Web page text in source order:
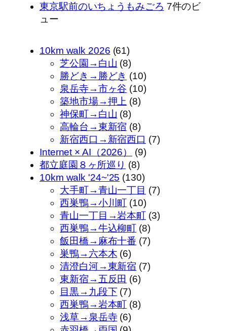
東京駅前のいちょうもみごろ 7件のビ
ュー
10km walk 2026 (61)
芝公園→白山 (8)
勝どき→勝どき (10)
泉岳寺→市ヶ谷 (10)
築地市場→押上 (8)
神保町→白山 (8)
高輪台→東新宿 (8)
新宿西口→新宿西口 (7)
Internet × AI（2026）
(9)
都立庭園８ヶ所巡り (8)
10km walk '24~'25 (130)
大手町→青山一丁目 (7)
西巣鴨→小川町 (10)
青山一丁目→岩本町 (3)
西巣鴨→牛込柳町 (8)
飯田橋→麻布十番 (7)
巣鴨→六本木 (6)
清澄白河→東新宿 (7)
東新宿→五反田 (6)
目黒→九段下(7)
西巣鴨→岩本町 (8)
浅草→泉岳寺(6)